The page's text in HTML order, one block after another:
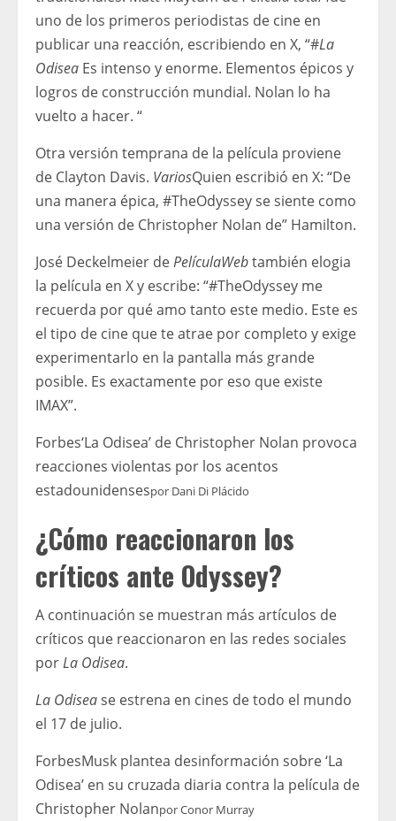
uno de los primeros periodistas de cine en
publicar una reacción, escribiendo en X, “#La
Odisea Es intenso y enorme. Elementos épicos y
logros de construcción mundial. Nolan lo ha
vuelto a hacer. “
Otra versión temprana de la película proviene
de Clayton Davis. VariosQuien escribió en X: “De
una manera épica, #TheOdyssey se siente como
una versión de Christopher Nolan de” Hamilton.
José Deckelmeier dePelículaWebtambién elogia
la película en X y escribe: “#TheOdyssey me
recuerda por qué amo tanto este medio. Este es
el tipo de cine que te atrae por completo y exige
experimentarlo en la pantalla más grande
posible. Es exactamente por eso que existe
IMAX”.
Forbes‘La Odisea’ de Christopher Nolan provoca
reacciones violentas por los acentos
estadounidensespor Dani Di Plácido
¿Cómo reaccionaron los
críticos ante Odyssey?
A continuación se muestran más artículos de
críticos que reaccionaron en las redes sociales
porLa Odisea.
La Odisease estrena en cines de todo el mundo
el 17 de julio.
ForbesMusk plantea desinformación sobre ‘La
Odisea’ en su cruzada diaria contra la película de
Christopher NolanporConor Murray